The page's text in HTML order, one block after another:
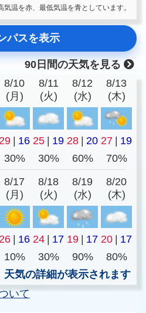
温を赤、最低気温を青としています。
パスを表示
90日間の天気を見る
8/10
(月)
8/11
(火)
8/12
(水)
8/13
(木)
29 | 16 25 | 19 28 | 20 27 | 19
30% 30% 60% 70%
8/17
(月)
8/18
(火)
8/19
(水)
8/20
(木)
26 | 16 24 | 17 19 | 17 20 | 17
10% 30% 90%
80%
天気の詳細が表示されます
いて